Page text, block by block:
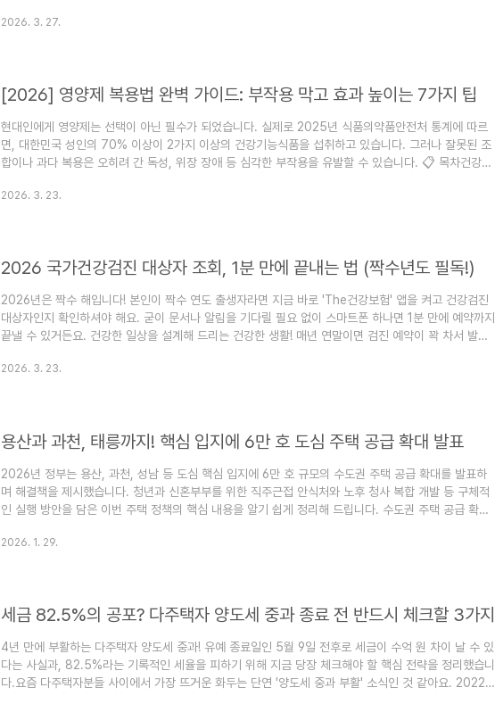
기준 신청 방법은 어떻게 되나요?자주 묻는 질문 (FAQ) 신뢰할 수 있는 정확한 정보를 찾고 계신 분들
2026. 3. 27.
[2026] 영양제 복용법 완벽 가이드: 부작용 막고 효과 높이는 7가지 팁
현대인에게 영양제는 선택이 아닌 필수가 되었습니다. 실제로 2025년 식품의약품안전처 통계에 따르
면, 대한민국 성인의 70% 이상이 2가지 이상의 건강기능식품을 섭취하고 있습니다. 그러나 잘못된 조
합이나 과다 복용은 오히려 간 독성, 위장 장애 등 심각한 부작용을 유발할 수 있습니다. 📋 목차건강을
제 조합, 같이 먹으면 안 되는 영양제는 무엇일까요?영양제 먹는 시간, 언제 먹는 것이 가장 좋을까요?
2026. 3. 23.
2026 국가건강검진 대상자 조회, 1분 만에 끝내는 법 (짝수년도 필독!)
2026년은 짝수 해입니다! 본인이 짝수 연도 출생자라면 지금 바로 'The건강보험' 앱을 켜고 건강검진
대상자인지 확인하셔야 해요. 굳이 문서나 알림을 기다릴 필요 없이 스마트폰 하나면 1분 만에 예약까지
끝낼 수 있거든요. 건강한 일상을 설계해 드리는 건강한 생활! 매년 연말이면 검진 예약이 꽉 차서 발을
했습니다. 지금 이 글을 보시는 즉시 조회하고 예약까지 마쳐야 하는 이유, 설명해 드릴게요! 내가
2026. 3. 23.
용산과 과천, 태릉까지! 핵심 입지에 6만 호 도심 주택 공급 확대 발표
2026년 정부는 용산, 과천, 성남 등 도심 핵심 입지에 6만 호 규모의 수도권 주택 공급 확대를 발표하
며 해결책을 제시했습니다. 청년과 신혼부부를 위한 직주근접 안식처와 노후 청사 복합 개발 등 구체적
인 실행 방안을 담은 이번 주택 정책의 핵심 내용을 알기 쉽게 정리해 드립니다. 수도권 주택 공급 확대
큰 고민이 "도대체 내가 살 수 있는 집은 어디에 있을까?" 하는 막막함 아닐까요? 2026년 현재도 수도
2026. 1. 29.
세금 82.5%의 공포? 다주택자 양도세 중과 종료 전 반드시 체크할 3가지
4년 만에 부활하는 다주택자 양도세 중과! 유예 종료일인 5월 9일 전후로 세금이 수억 원 차이 날 수 있
다는 사실과, 82.5%라는 기록적인 세율을 피하기 위해 지금 당장 체크해야 할 핵심 전략을 정리했습니
다.요즘 다주택자분들 사이에서 가장 뜨거운 화두는 단연 '양도세 중과 부활' 소식인 것 같아요. 2022년